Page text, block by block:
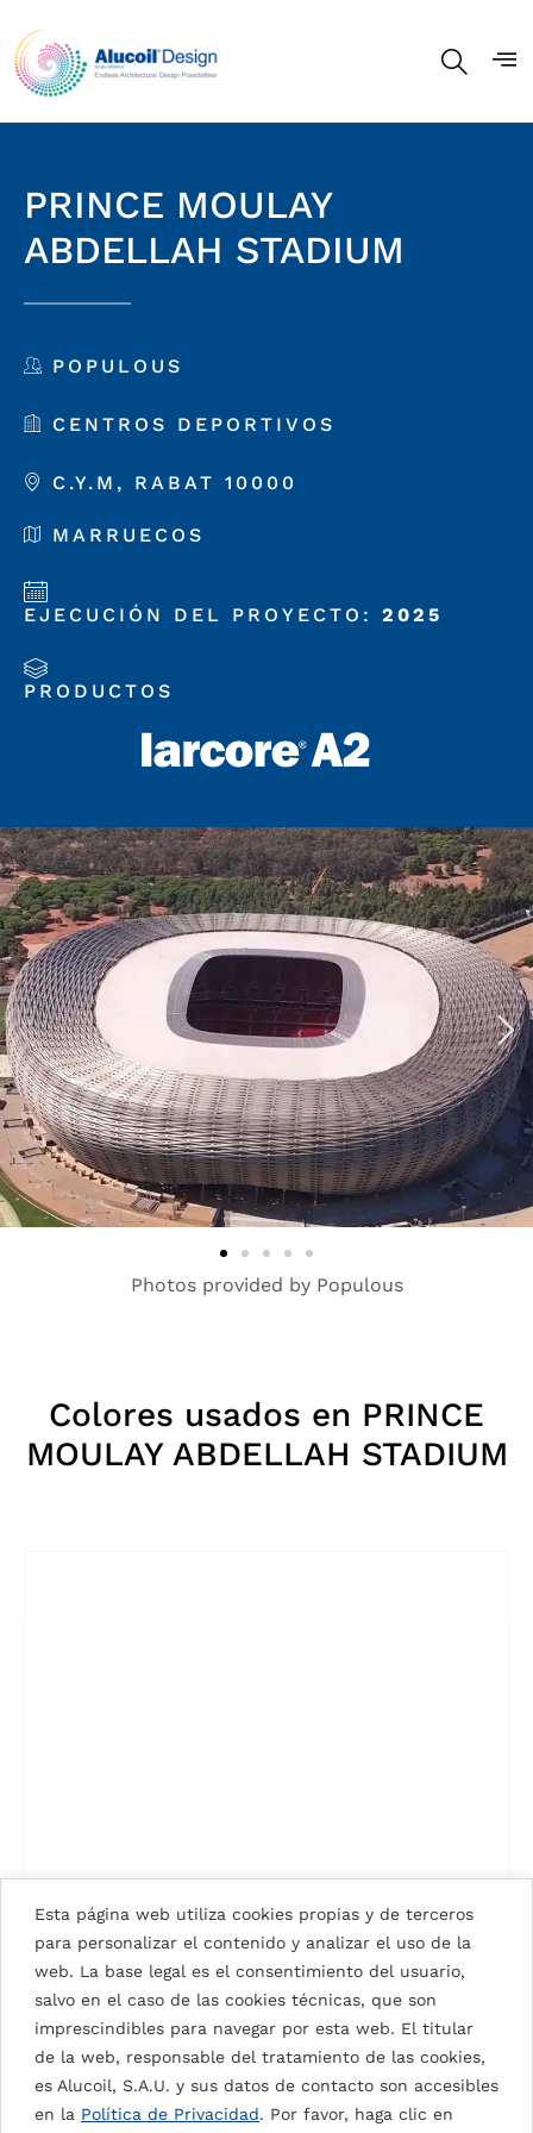
Esta página web utiliza cookies propias y de terceros
para personalizar el contenido y analizar el uso de la
web. La base legal es el consentimiento del usuario,
salvo en el caso de las cookies técnicas, que son
imprescindibles para navegar por esta web. El titular
de la web, responsable del tratamiento de las cookies,
es Alucoil, S.A.U. y sus datos de contacto son accesibles
en la Política de Privacidad. Por favor, haga clic en
PRINCE MOULAY
ABDELLAH STADIUM
POPULOUS
CENTROS DEPORTIVOS
C.Y.M, RABAT 10000
MARRUECOS
EJECUCIÓN DEL PROYECTO: 2025
PRODUCTOS
Photos provided by Populous
Colores usados en PRINCE
MOULAY ABDELLAH STADIUM
VER TODOS LOS COLORES